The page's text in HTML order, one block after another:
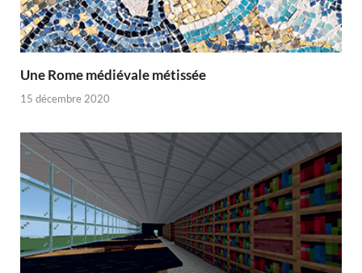
Une Rome médiévale métissée
15 décembre 2020